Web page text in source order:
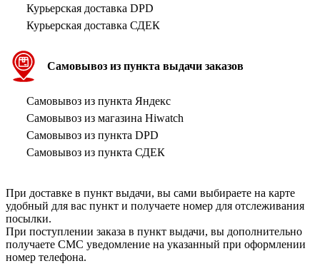
Курьерская доставка DPD
Курьерская доставка СДЕК
Самовывоз из пункта выдачи заказов
Самовывоз из пункта Яндекс
Самовывоз из магазина Hiwatch
Самовывоз из пункта DPD
Самовывоз из пункта СДЕК
При доставке в пункт выдачи, вы сами выбираете на карте
удобный для вас пункт и получаете номер для отслеживания
посылки.
При поступлении заказа в пункт выдачи, вы дополнительно
получаете СМС уведомление на указанный при оформлении
номер телефона.